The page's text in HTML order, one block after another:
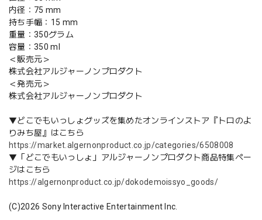
内径：75 mm
持ち手幅：15 mm
重量：350グラム
容量：350 ml
＜販売元＞
株式会社アルジャーノンプロダクト
＜発売元＞
株式会社アルジャーノンプロダクト
▼どこでもいっしょグッズを集めたオンラインストア『トロのよ
りみち屋』はこちら
https://market.algernonproduct.co.jp/categories/6508008
▼「どこでもいっしょ」アルジャーノンプロダクト商品特集ペー
ジはこちら
https://algernonproduct.co.jp/dokodemoissyo_goods/
(C)2026 Sony Interactive Entertainment Inc.